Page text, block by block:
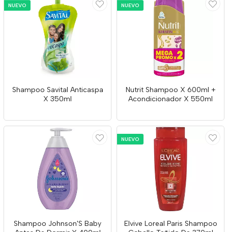
NUEVO
Shampoo Savital Anticaspa
X 350ml
NUEVO
Nutrit Shampoo X 600ml +
Acondicionador X 550ml
Shampoo Johnson'S Baby
NUEVO
Elvive Loreal Paris Shampoo